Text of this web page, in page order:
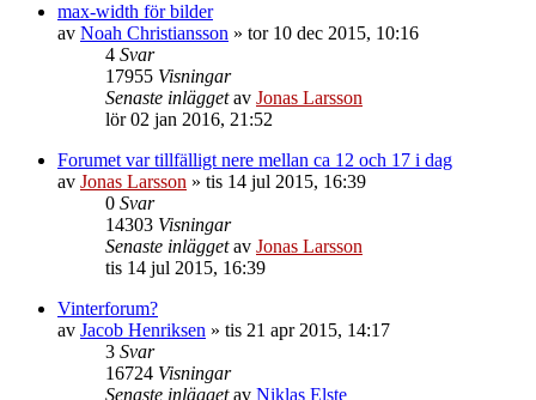
max-width för bilder
av Noah Christiansson » tor 10 dec 2015, 10:16
4 Svar
17955 Visningar
Senaste inläggetav Jonas Larsson
lör 02 jan 2016, 21:52
Forumet var tillfälligt nere mellan ca 12 och 17 i dag
av Jonas Larsson » tis 14 jul 2015, 16:39
0 Svar
14303 Visningar
Senaste inläggetav Jonas Larsson
tis 14 jul 2015, 16:39
Vinterforum?
av Jacob Henriksen » tis 21 apr 2015, 14:17
3 Svar
16724 Visningar
Senaste inläggetav Niklas Elste